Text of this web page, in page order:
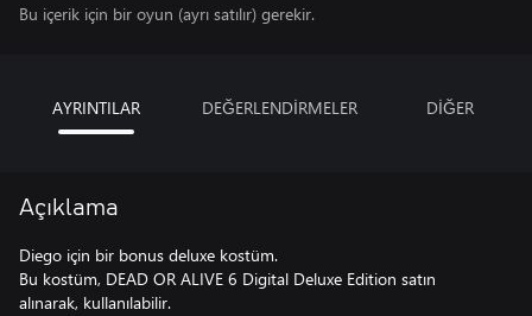
Bu içerik için bir oyun (ayrı satılır) gerekir.
AYRINTILAR DEĞERLENDİRMELER DİĞER
Açıklama
Diego için bir bonus deluxe kostüm.
Bu kostüm, DEAD OR ALIVE 6 Digital Deluxe Edition satın
alınarak, kullanılabilir.